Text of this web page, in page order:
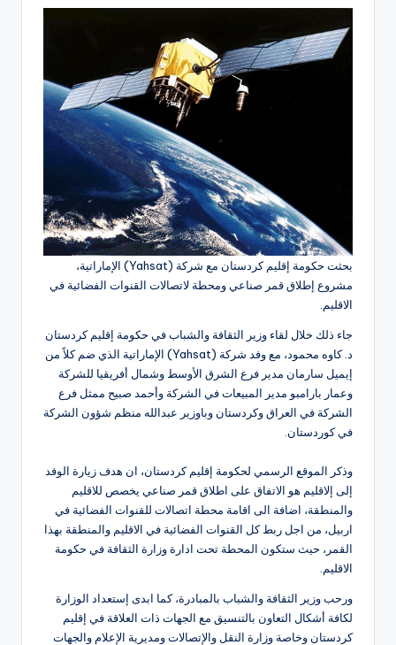
بحثت حكومة إقليم كردستان مع شركة (Yahsat) الإماراتية،
مشروع إطلاق قمر صناعي ومحطة لاتصالات القنوات الفضائية في
الاقليم.
جاء ذلك خلال لقاء وزير الثقافة والشباب في حكومة إقليم كردستان
د. كاوه محمود، مع وفد شركة (Yahsat) الإماراتية الذي ضم كلاً من
إيميل سارمان مدير فرع الشرق الأوسط وشمال أفريقيا للشركة
وعمار بارامبو مدير المبيعات في الشركة وأحمد صبيح ممثل فرع
الشركة في العراق وكردستان وباوزير عبدالله منظم شؤون الشركة
في كوردستان.
وذكر الموقع الرسمي لحكومة إقليم كردستان، ان هدف زيارة الوفد
إلى إلاقليم هو الاتفاق على اطلاق قمر صناعي يخصص للاقليم
والمنطقة، اضافة الى اقامة محطة اتصالات للقنوات الفضائية في
اربيل، من اجل ربط كل القنوات الفضائية في الاقليم والمنطقة بهذا
القمر، حيث ستكون المحطة تحت ادارة وزارة الثقافة في حكومة
الاقليم.
ورحب وزير الثقافة والشباب بالمبادرة، كما ابدى إستعداد الوزارة
لكافة أشكال التعاون بالتنسيق مع الجهات ذات العلاقة في إقليم
كردستان وخاصة وزارة النقل والإتصالات ومديرية الإعلام والجهات